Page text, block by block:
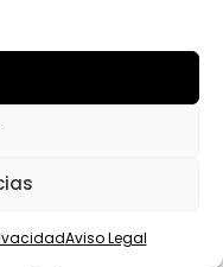
Aviso Legal